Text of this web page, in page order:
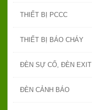
THIẾT BỊ PCCC
THIẾT BỊ BÁO CHÁY
ĐÈN SỰ CỐ, ĐÈN EXIT
ĐÈN CẢNH BÁO